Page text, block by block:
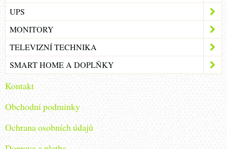
UPS
MONITORY
TELEVIZNÍ TECHNIKA
SMART HOME A DOPLŇKY
Kontakt
Obchodni podminky
Ochrana osobních údajů